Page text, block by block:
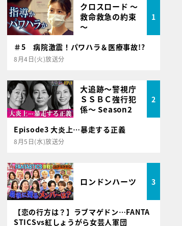
クロスロード ～
救命救急の約束
～
1
＃5 病院激震！パワハラ＆医療事故!?
8月4日(火)放送分
大追跡～警視庁
ＳＳＢＣ強行犯
係～ Season2
2
Episode3 大炎上…暴走する正義
8月5日(水)放送分
ロンドンハーツ 3
【恋の行方は？】ラブマゲドン…FANTA
STICSvs紅しょうがら女芸人軍団